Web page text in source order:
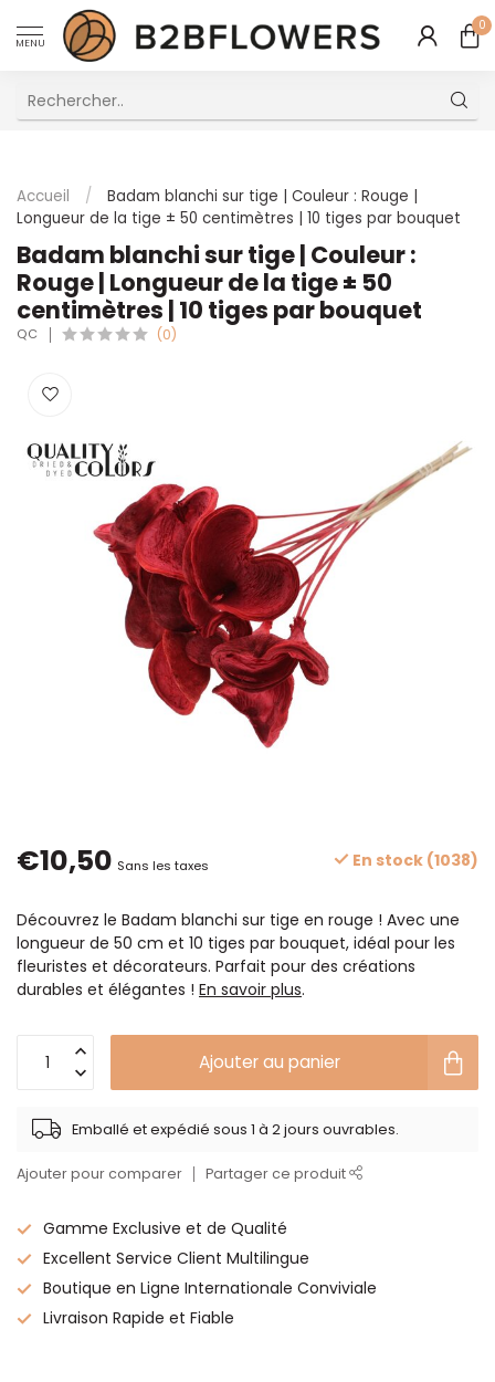
MENU
0
Accueil /
Badam blanchi sur tige | Couleur : Rouge |
Longueur de la tige ± 50 centimètres | 10 tiges par bouquet
Badam blanchi sur tige | Couleur :
Rouge | Longueur de la tige ± 50
centimètres | 10 tiges par bouquet
QC (0)
€10,50 Sans les taxes En stock (1038)
Découvrez le Badam blanchi sur tige en rouge ! Avec une
longueur de 50 cm et 10 tiges par bouquet, idéal pour les
fleuristes et décorateurs. Parfait pour des créations
durables et élégantes ! En savoir plus.
Ajouter au panier
Emballé et expédié sous 1 à 2 jours ouvrables.
Ajouter pour comparer Partager ce produit
Gamme Exclusive et de Qualité
Excellent Service Client Multilingue
Boutique en Ligne Internationale Conviviale
Livraison Rapide et Fiable